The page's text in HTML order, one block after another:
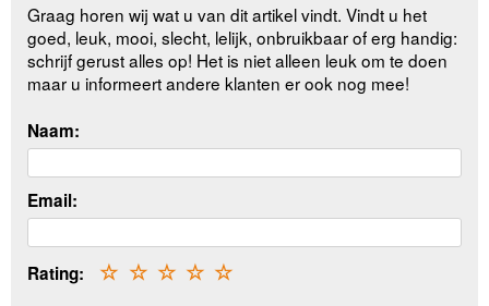
Graag horen wij wat u van dit artikel vindt. Vindt u het
goed, leuk, mooi, slecht, lelijk, onbruikbaar of erg handig:
schrijf gerust alles op! Het is niet alleen leuk om te doen
maar u informeert andere klanten er ook nog mee!
Naam:
Email:
Rating: ☆
☆
☆
☆
☆